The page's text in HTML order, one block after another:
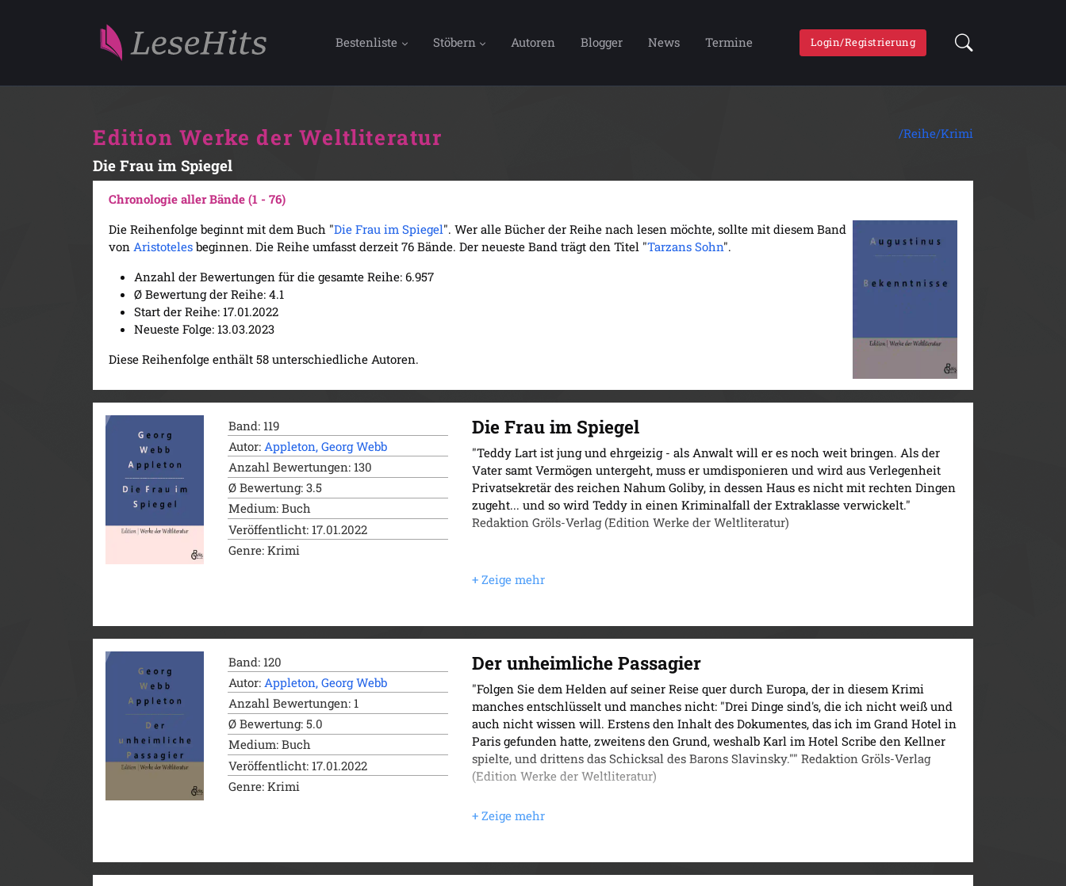
Bestenliste Stöbern Autoren Blogger News Termine Login/Registrierung
Edition Werke der Weltliteratur
Die Frau im Spiegel
/Reihe/Krimi
Chronologie aller Bände (1 - 76)
Die Reihenfolge beginnt mit dem Buch "Die Frau im Spiegel". Wer alle Bücher der Reihe nach lesen möchte, sollte mit diesem Band
von Aristoteles beginnen. Die Reihe umfasst derzeit 76 Bände. Der neueste Band trägt den Titel "Tarzans Sohn".
Anzahl der Bewertungen für die gesamte Reihe: 6.957
Ø Bewertung der Reihe: 4.1
Start der Reihe: 17.01.2022
Neueste Folge: 13.03.2023
Diese Reihenfolge enthält 58 unterschiedliche Autoren.
Band: 119
Autor: Appleton, Georg Webb
Anzahl Bewertungen: 130
Ø Bewertung: 3.5
Medium: Buch
Veröffentlicht: 17.01.2022
Genre: Krimi
Die Frau im Spiegel
"Teddy Lart ist jung und ehrgeizig - als Anwalt will er es noch weit bringen. Als der
Vater samt Vermögen untergeht, muss er umdisponieren und wird aus Verlegenheit
Privatsekretär des reichen Nahum Goliby, in dessen Haus es nicht mit rechten Dingen
zugeht... und so wird Teddy in einen Kriminalfall der Extraklasse verwickelt."
Redaktion Gröls-Verlag (Edition Werke der Weltliteratur)
Band: 120
Autor: Appleton, Georg Webb
Anzahl Bewertungen: 1
Ø Bewertung: 5.0
Medium: Buch
Veröffentlicht: 17.01.2022
Genre: Krimi
Der unheimliche Passagier
"Folgen Sie dem Helden auf seiner Reise quer durch Europa, der in diesem Krimi
manches entschlüsselt und manches nicht: "Drei Dinge sind's, die ich nicht weiß und
auch nicht wissen will. Erstens den Inhalt des Dokumentes, das ich im Grand Hotel in
Paris gefunden hatte, zweitens den Grund, weshalb Karl im Hotel Scribe den Kellner
spielte, und drittens das Schicksal des Barons Slavinsky."" Redaktion Gröls-Verlag
(Edition Werke der Weltliteratur)